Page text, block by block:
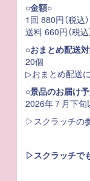
○金額○
1回 880円（税込）
送料 660円（税込
○おまとめ配送
20個
▷おまとめ配送
○景品のお届け
2026年７月下旬
▷スクラッチの
▷スクラッチで